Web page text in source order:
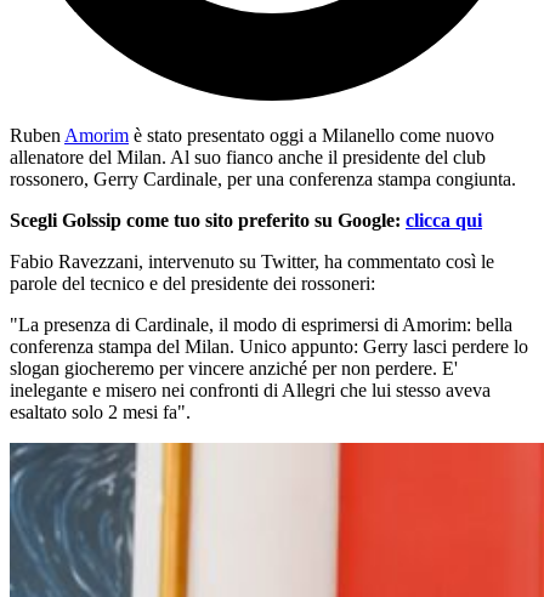
Ruben Amorim è stato presentato oggi a Milanello come nuovo
allenatore del Milan. Al suo fianco anche il presidente del club
rossonero, Gerry Cardinale, per una conferenza stampa congiunta.
Scegli Golssip come tuo sito preferito su Google: clicca qui
Fabio Ravezzani, intervenuto su Twitter, ha commentato così le
parole del tecnico e del presidente dei rossoneri:
"La presenza di Cardinale, il modo di esprimersi di Amorim: bella
conferenza stampa del Milan. Unico appunto: Gerry lasci perdere lo
slogan giocheremo per vincere anziché per non perdere. E'
inelegante e misero nei confronti di Allegri che lui stesso aveva
esaltato solo 2 mesi fa".